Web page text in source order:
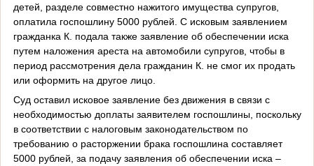
детей, разделе совместно нажитого имущества супругов,
оплатила госпошлину 5000 рублей. С исковым заявлением
гражданка К. подала также заявление об обеспечении иска
путем наложения ареста на автомобили супругов, чтобы в
период рассмотрения дела гражданин К. не смог их продать
или оформить на другое лицо.
Суд оставил исковое заявление без движения в связи с
необходимостью доплаты заявителем госпошлины, поскольку
в соответствии с налоговым законодательством по
требованию о расторжении брака госпошлина составляет
5000 рублей, за подачу заявления об обеспечении иска –